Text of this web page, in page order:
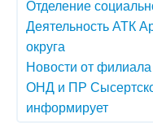
Отделение
Деятельность АТК
округа
Новости от
ОНД и ПР
информирует